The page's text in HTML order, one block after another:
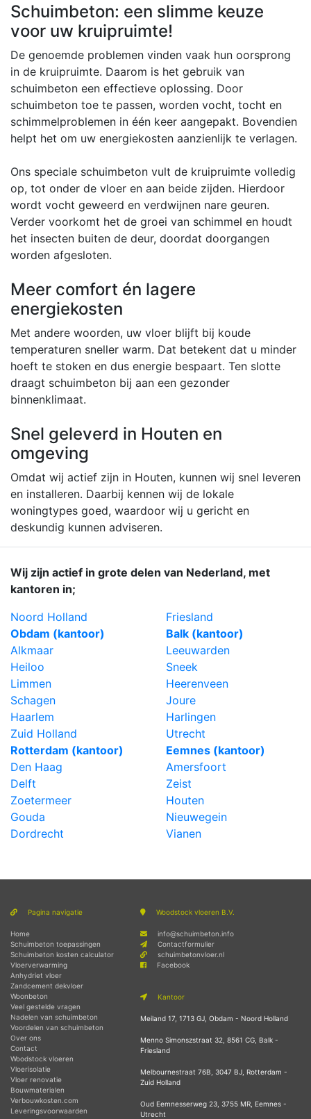
Schuimbeton: een slimme keuze
voor uw kruipruimte!
De genoemde problemen vinden vaak hun oorsprong
in de kruipruimte. Daarom is het gebruik van
schuimbeton een effectieve oplossing. Door
schuimbeton toe te passen, worden vocht, tocht en
schimmelproblemen in één keer aangepakt. Bovendien
helpt het om uw energiekosten aanzienlijk te verlagen.
Ons speciale schuimbeton vult de kruipruimte volledig
op, tot onder de vloer en aan beide zijden. Hierdoor
wordt vocht geweerd en verdwijnen nare geuren.
Verder voorkomt het de groei van schimmel en houdt
het insecten buiten de deur, doordat doorgangen
worden afgesloten.
Meer comfort én lagere
energiekosten
Met andere woorden, uw vloer blijft bij koude
temperaturen sneller warm. Dat betekent dat u minder
hoeft te stoken en dus energie bespaart. Ten slotte
draagt schuimbeton bij aan een gezonder
binnenklimaat.
Snel geleverd in Houten en
omgeving
Omdat wij actief zijn in Houten, kunnen wij snel leveren
en installeren. Daarbij kennen wij de lokale
woningtypes goed, waardoor wij u gericht en
deskundig kunnen adviseren.
Wij zijn actief in grote delen van Nederland, met
kantoren in;
Noord Holland
Obdam (kantoor)
Alkmaar
Heiloo
Limmen
Schagen
Haarlem
Friesland
Balk (kantoor)
Leeuwarden
Sneek
Heerenveen
Joure
Harlingen
Zuid Holland
Rotterdam (kantoor)
Den Haag
Delft
Zoetermeer
Gouda
Dordrecht
Utrecht
Eemnes (kantoor)
Amersfoort
Zeist
Houten
Nieuwegein
Vianen
Pagina navigatie
Home
Schuimbeton toepassingen
Schuimbeton kosten calculator
Vloerverwarming
Anhydriet vloer
Zandcement dekvloer
Woonbeton
Veel gestelde vragen
Nadelen van schuimbeton
Voordelen van schuimbeton
Over ons
Contact
Woodstock vloeren
Vloerisolatie
Vloer renovatie
Bouwmaterialen
Verbouwkosten.com
Leveringsvoorwaarden
Woodstock vloeren B.V.
info@schuimbeton.info
Contactformulier
schuimbetonvloer.nl
Facebook
Kantoor
Meiland 17, 1713 GJ, Obdam - Noord Holland
Menno Simonszstraat 32, 8561 CG, Balk -
Friesland
Melbournestraat 76B, 3047 BJ, Rotterdam -
Zuid Holland
Oud Eemnesserweg 23, 3755 MR, Eemnes -
Utrecht